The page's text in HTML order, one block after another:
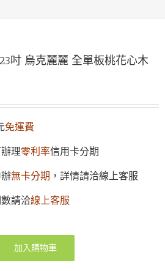
吋 烏克麗麗 全單板桃花心木
免運費
理零利率信用卡分期
無卡分期 ，詳情請洽線上客服
請洽線上客服
加入購物車